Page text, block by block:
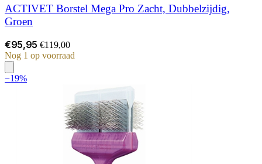
ACTIVET Borstel Mega Pro Zacht, Dubbelzijdig,
Groen
€95,95 €119,00
Nog 1 op voorraad
−19%